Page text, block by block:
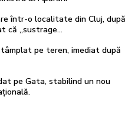
într-o localitate din Cluj, după
că „sustrage…
pe teren, imediat după
pe Gata, stabilind un nou